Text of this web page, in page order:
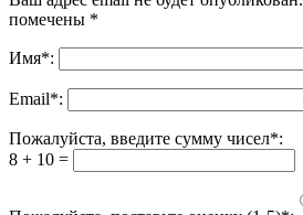
помечены *
Имя*:
Email*:
Пожалуйста, введите сумму чисел*:
8 + 10 =